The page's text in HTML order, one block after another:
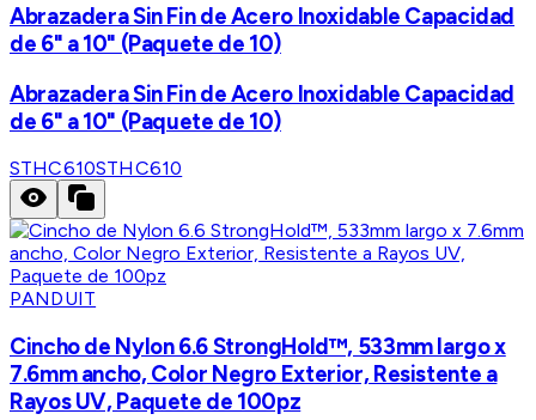
Abrazadera Sin Fin de Acero Inoxidable Capacidad
de 6" a 10" (Paquete de 10)
Abrazadera Sin Fin de Acero Inoxidable Capacidad
de 6" a 10" (Paquete de 10)
STHC610STHC610
PANDUIT
Cincho de Nylon 6.6 StrongHold™, 533mm largo x
7.6mm ancho, Color Negro Exterior, Resistente a
Rayos UV, Paquete de 100pz